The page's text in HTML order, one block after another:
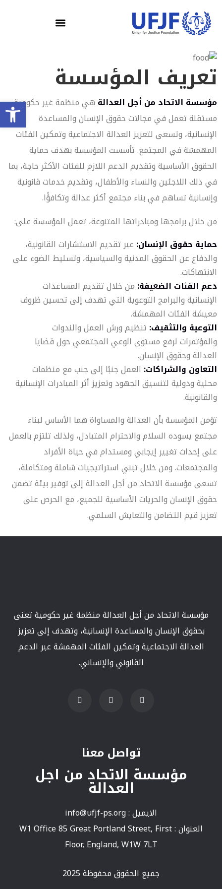
تعريف المؤسسة
مؤسسة الاتحاد من أجل العدالة هي منظمة غير حكومية
مستقلة تعمل في مجالات حقوق الإنسان والمساعدة
الإنسانية، وتسعى لتعزيز العدالة الاجتماعية وتمكين الفئات
المهمشة في المجتمع. تأسست المؤسسة بهدف حماية
الحقوق الأساسية وتقديم الدعم اللازم للفئات الأكثر حاجة، بما
في ذلك اللاجئين والنساء والأطفال، وتقديم خدمات قانونية
وإنسانية تساهم في بناء مجتمع أكثر عدالة وتكافؤًا.
من خلال برامجها ومبادراتها المتنوعة، تعمل المؤسسة على:
حماية حقوق الإنسان: عبر تقديم الاستشارات القانونية،
والدفاع عن الحقوق المدنية والسياسية، وتسليط الضوء على
الانتهاكات.
دعم الفئات الضعيفة: من خلال تقديم المساعدات
الإنسانية والبرامج التوعوية التي تهدف إلى تحسين ظروف
معيشة الفئات المهمشة.
التوعية والتثقيف: تنظيم ورش العمل والندوات
والمؤتمرات لرفع مستوى الوعي المجتمعي حول قضايا
العدالة وحقوق الإنسان.
التعاون والشراكات: العمل جنبًا إلى جنب مع منظمات
محلية ودولية لتنسيق الجهود وتعزيز أثر المبادرات الإنسانية
والقانونية.
تؤمن المؤسسة بأن العدالة والمساواة هما الأساس لبناء
مجتمع يسوده السلام والاحترام المتبادل، ولذلك تلتزم بالعمل
على إحداث تغيير إيجابي ومستدام في حياة الأفراد
والمجتمعات. ومن خلال تبني استراتيجيات شاملة ومتكاملة،
تسعى مؤسسة الاتحاد من أجل العدالة إلى توفير بيئة تضمن
حقوق الإنسان والحريات الأساسية للجميع، مع الحرص على
تعزيز قيم التضامن والتعايش السلمي.
مؤسسة الاتحاد من أجل العدالة منظمة غير حكومية تعنى
بحقوق الإنسان والمساعدة الإنسانية، وتهدف إلى تعزيز
العدالة الاجتماعية وتمكين الفئات المهمشة عبر الدعم
القانوني والإنساني.
تواصل معنا
مؤسسة الاتحاد من اجل
العدالة
الايميل :info@ufjf-ps.org
العنوان : W1 Office 85 Great Portland Street, First
Floor, England, W1W 7LT
جميع الحقوق محفوظة 2025